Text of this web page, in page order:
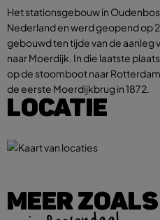
Het stationsgebouw in
Nederland en werd geopend op
gebouwd ten tijde van de aanleg
naar Moerdijk. In die laatste
op de stoomboot naar
de eerste Moerdijkbrug in 1872.
LOCATIE
MEER